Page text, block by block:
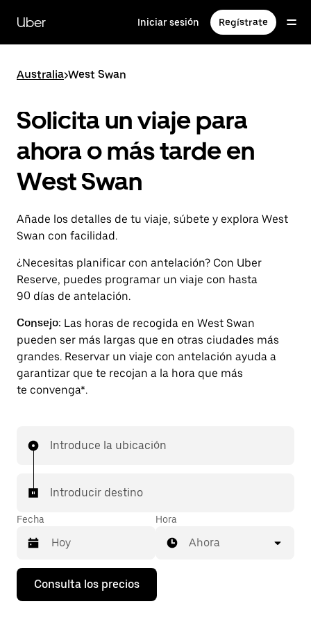
contenido
principal
Uber Iniciar sesión Regístrate
Australia>West Swan
Solicita un viaje para
ahora o más tarde en
West Swan
Añade los detalles de tu viaje, súbete y explora West
Swan con facilidad.
¿Necesitas planificar con antelación? Con Uber
Reserve, puedes programar un viaje con hasta
90 días de antelación.
Consejo: Las horas de recogida en West Swan
pueden ser más largas que en otras ciudades más
grandes. Reservar un viaje con antelación ayuda a
garantizar que te recojan a la hora que más
te convenga*.
Introduce la ubicación
Introducir destino
Fecha
Pulsa
flecha
Hora
Ahora
Consulta los precios